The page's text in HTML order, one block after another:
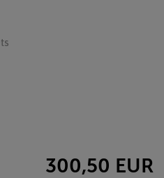
300,50 EUR